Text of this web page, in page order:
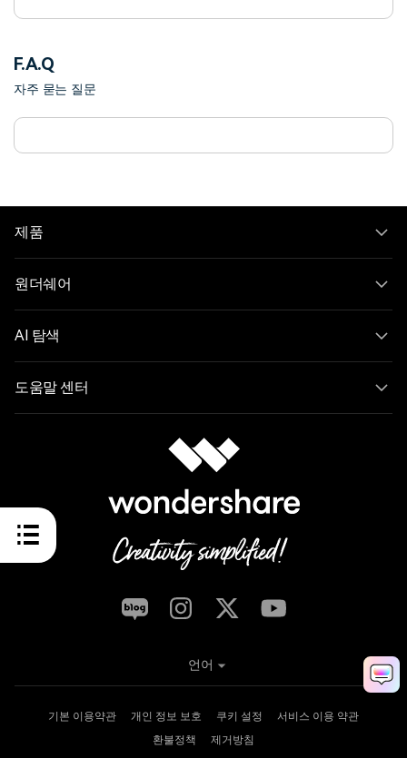
F.A.Q
자주 묻는 질문
제품
원더쉐어
AI 탐색
도움말 센터
기본 이용약관 개인 정보 보호 쿠키 설정
서비스 이용 약관
환불정책
제거방침
언어